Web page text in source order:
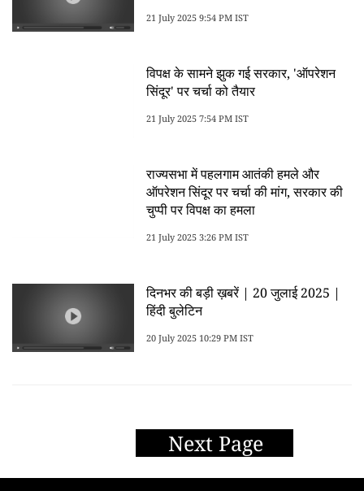
21 July 2025 9:54 PM IST
विपक्ष के सामने झुक गई सरकार, 'ऑपरेशन
सिंदूर' पर चर्चा को तैयार
21 July 2025 7:54 PM IST
राज्यसभा में पहलगाम आतंकी हमले और
ऑपरेशन सिंदूर पर चर्चा की मांग, सरकार की
चुप्पी पर विपक्ष का हमला
21 July 2025 3:26 PM IST
दिनभर की बड़ी ख़बरें | 20 जुलाई 2025 |
हिंदी बुलेटिन
20 July 2025 10:29 PM IST
Next Page